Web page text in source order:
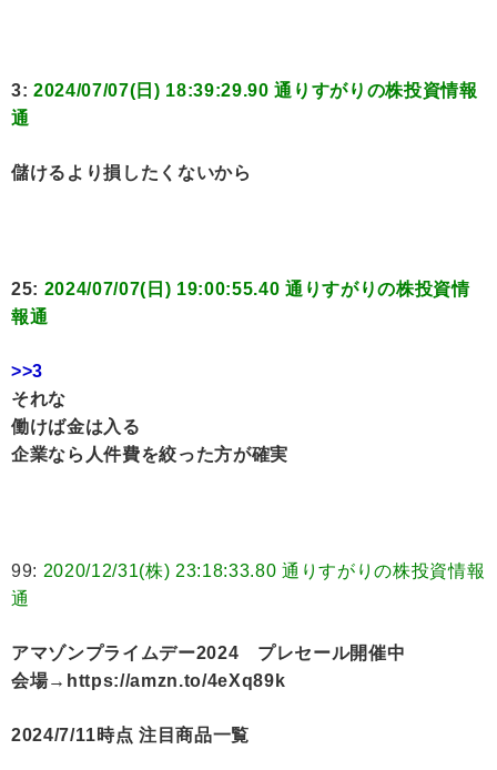
3: 2024/07/07(日) 18:39:29.90 通りすがりの株投資情報
通
儲けるより損したくないから
25: 2024/07/07(日) 19:00:55.40 通りすがりの株投資情
報通
>>3
それな
働けば金は入る
企業なら人件費を絞った方が確実
99: 2020/12/31(株) 23:18:33.80 通りすがりの株投資情報
通
アマゾンプライムデー2024 プレセール開催中
会場→https://amzn.to/4eXq89k
2024/7/11時点 注目商品一覧